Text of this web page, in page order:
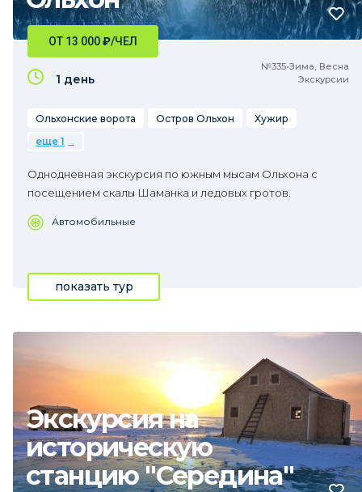
№335•Зима, Весна
Экскурсии
ОТ 13 000₽/ЧЕЛ
1 день
Ольхонские ворота Остров Ольхон
Хужир
еще 1
Однодневная экскурсия по южным мысам Ольхона с
посещением скалы Шаманка и ледовых гротов.
Автомобильные
показать тур
Экскурсия на
историческую
станцию "Середина"